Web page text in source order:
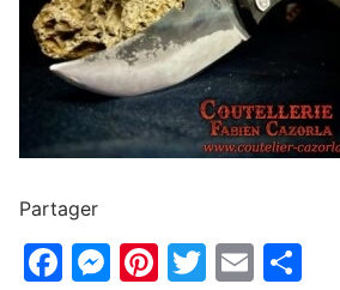
Partager
Facebook
Messenger
Pinterest
Twitter
Email